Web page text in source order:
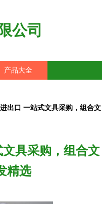
公司
产品大全
出口 一站式文具采购，组合文
具采购，组合文
精选